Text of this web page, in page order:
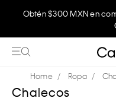
Obtén $300 MXN en
Ropa
Chalecos